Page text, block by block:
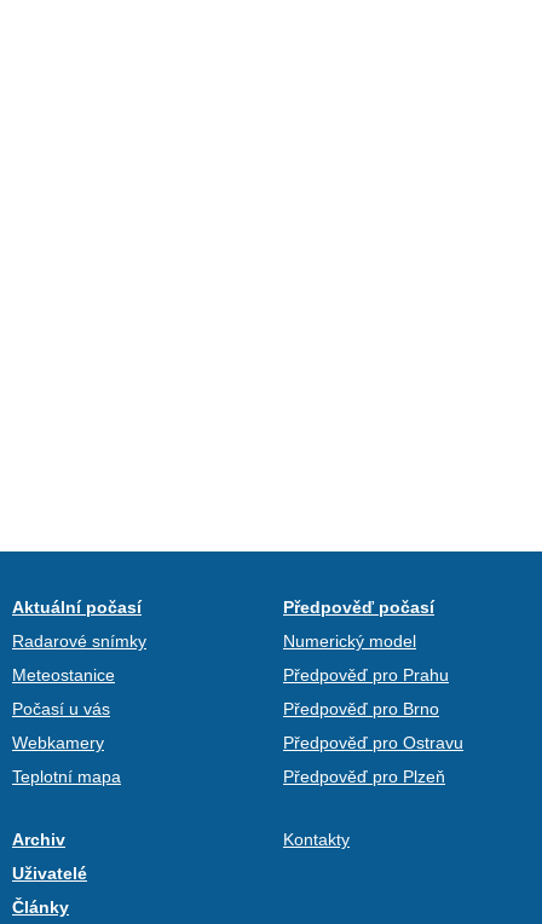
Aktuální počasí
Radarové snímky
Meteostanice
Počasí u vás
Webkamery
Teplotní mapa
Předpověď počasí
Numerický model
Předpověď pro Prahu
Předpověď pro Brno
Předpověď pro Ostravu
Předpověď pro Plzeň
Archiv
Uživatelé
Články
Kontakty